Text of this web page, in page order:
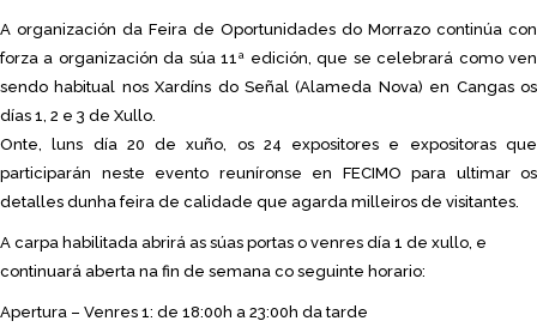
A organización da Feira de Oportunidades do Morrazo continúa con
forza a organización da súa 11ª edición, que se celebrará como ven
sendo habitual nos Xardíns do Señal (Alameda Nova) en Cangas os
días 1, 2 e 3 de Xullo.
Onte, luns día 20 de xuño, os 24 expositores e expositoras que
participarán neste evento reuníronse en FECIMO para ultimar os
detalles dunha feira de calidade que agarda milleiros de visitantes.
A carpa habilitada abrirá as súas portas o venres día 1 de xullo, e
continuará aberta na fin de semana co seguinte horario:
Apertura – Venres 1: de 18:00h a 23:00h da tarde